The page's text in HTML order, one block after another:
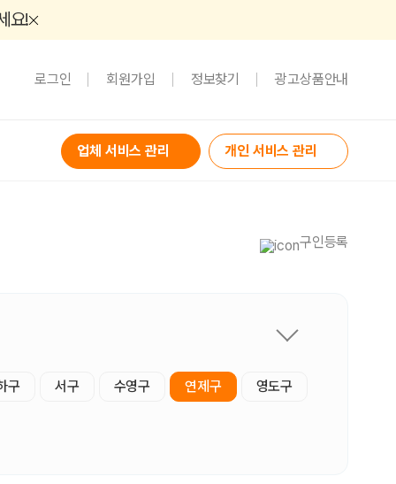
요!
로그인 회원가입 정보찾기 광고상품안내
업체 서비스 관리 개인 서비스 관리
구인등록
구 서구 수영구 연제구 영도구